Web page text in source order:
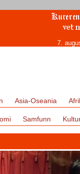
7.
Asia-Oseania
Samfunn